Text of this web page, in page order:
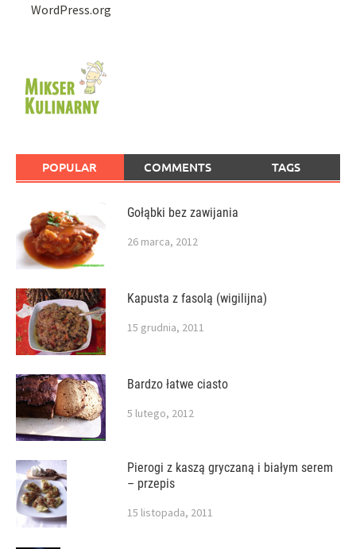
WordPress.org
POPULAR COMMENTS TAGS
Gołąbki bez zawijania
26 marca, 2012
Kapusta z fasolą (wigilijna)
15 grudnia, 2011
Bardzo łatwe ciasto
5 lutego, 2012
Pierogi z kaszą gryczaną i białym serem
– przepis
15 listopada, 2011